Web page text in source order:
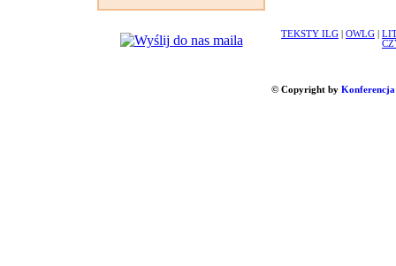
TEKSTY ILG OWLG
© Copyright by Konferencja